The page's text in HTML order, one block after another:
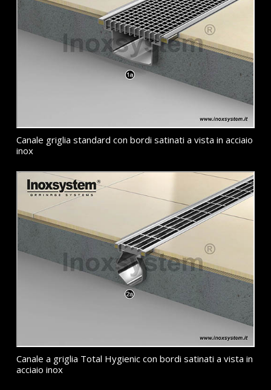
Canale griglia standard con bordi satinati a vista in acciaio
inox
Canale a griglia Total Hygienic con bordi satinati a vista in
acciaio inox